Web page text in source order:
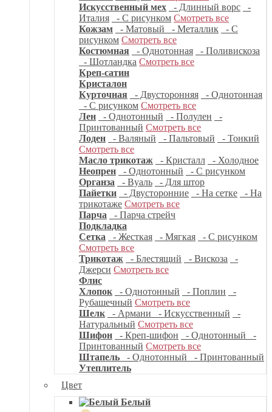
Искусственный мех
- Длинный ворс
-
Италия
- С рисунком Смотреть все
Кожзам
- Матовый - Металлик
- С
рисунком Смотреть все
Костюмная
- Однотонная
- Поливискоза
- Шотландка Смотреть все
Креп-сатин
Кристалон
Курточная
- Двусторонняя
- Однотонная
- С рисунком Смотреть все
Лен
- Однотонный - Полулен
-
Принтованный Смотреть все
Лоден
- Валяный - Пальтовый
- Тонкий
Смотреть все
Масло трикотаж
- Кристалл
- Холодное
Неопрен
- Однотонный
- С рисунком
Органза
- Вуаль
- Для штор
Пайетки
- Двусторонние - На сетке
- На
трикотаже Смотреть все
Парча
- Парча стрейч
Подкладка
Сетка
- Жесткая - Мягкая
- С рисунком
Смотреть все
Трикотаж
- Блестящий - Вискоза
-
Джерси Смотреть все
Флис
Хлопок
- Однотонный - Поплин
-
Рубашечный Смотреть все
Шелк
- Армани - Искусственный
-
Натуральный Смотреть все
Шифон
- Креп-шифон - Однотонный
-
Принтованный Смотреть все
Штапель
- Однотонный
- Принтованный
Утеплитель
Цвет
Белый